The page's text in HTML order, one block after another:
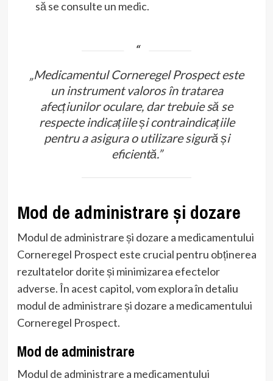
să se consulte un medic.
„Medicamentul Corneregel Prospect este
un instrument valoros în tratarea
afecțiunilor oculare, dar trebuie să se
respecte indicațiile și contraindicațiile
pentru a asigura o utilizare sigură și
eficientă.”
Mod de administrare și dozare
Modul de administrare și dozare a medicamentului
Corneregel Prospect este crucial pentru obținerea
rezultatelor dorite și minimizarea efectelor
adverse. În acest capitol, vom explora în detaliu
modul de administrare și dozare a medicamentului
Corneregel Prospect.
Mod de administrare
Modul de administrare a medicamentului